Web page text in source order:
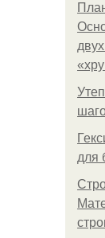
для